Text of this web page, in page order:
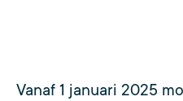
Vanaf 1 januari 2025